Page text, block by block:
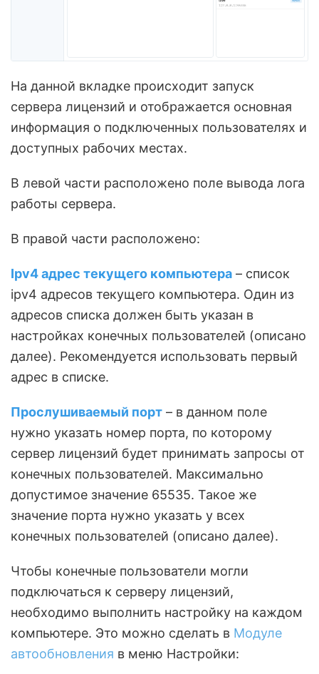
На данной вкладке происходит запуск
сервера лицензий и отображается основная
информация о подключенных пользователях и
доступных рабочих местах.
В левой части расположено поле вывода лога
работы сервера.
В правой части расположено:
Ipv4 адрес текущего компьютера – список
ipv4 адресов текущего компьютера. Один из
адресов списка должен быть указан в
настройках конечных пользователей (описано
далее). Рекомендуется использовать первый
адрес в списке.
Прослушиваемый порт – в данном поле
нужно указать номер порта, по которому
сервер лицензий будет принимать запросы от
конечных пользователей. Максимально
допустимое значение 65535. Такое же
значение порта нужно указать у всех
конечных пользователей (описано далее).
Чтобы конечные пользователи могли
подключаться к серверу лицензий,
необходимо выполнить настройку на каждом
компьютере. Это можно сделать в Модуле
автообновления в меню Настройки: